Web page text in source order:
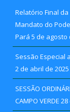
Relatório Final
Mandato do
Pará 5 de agosto
Sessão Especial
2 de abril de 2025
SESSÃO
CAMPO VERDE 28